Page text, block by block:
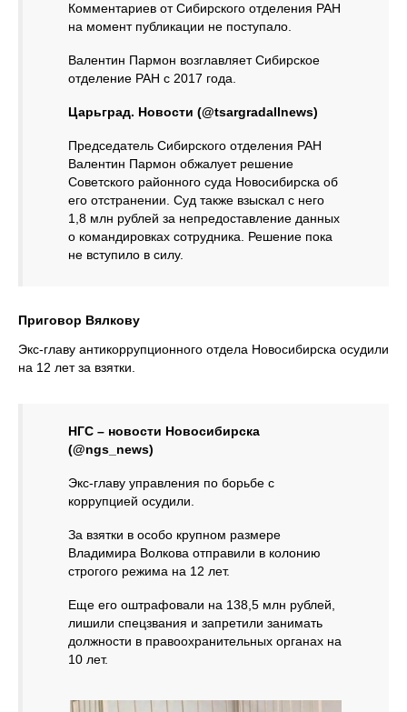
Комментариев от Сибирского отделения РАН
на момент публикации не поступало.
Валентин Пармон возглавляет Сибирское
отделение РАН с 2017 года.
Царьград. Новости (@tsargradallnews)
Председатель Сибирского отделения РАН
Валентин Пармон обжалует решение
Советского районного суда Новосибирска об
его отстранении. Суд также взыскал с него
1,8 млн рублей за непредоставление данных
о командировках сотрудника. Решение пока
не вступило в силу.
Приговор Вялкову
Экс-главу антикоррупционного отдела Новосибирска осудили
на 12 лет за взятки.
НГС – новости Новосибирска
(@ngs_news)
Экс-главу управления по борьбе с
коррупцией осудили.
За взятки в особо крупном размере
Владимира Волкова отправили в колонию
строгого режима на 12 лет.
Еще его оштрафовали на 138,5 млн рублей,
лишили спецзвания и запретили занимать
должности в правоохранительных органах на
10 лет.